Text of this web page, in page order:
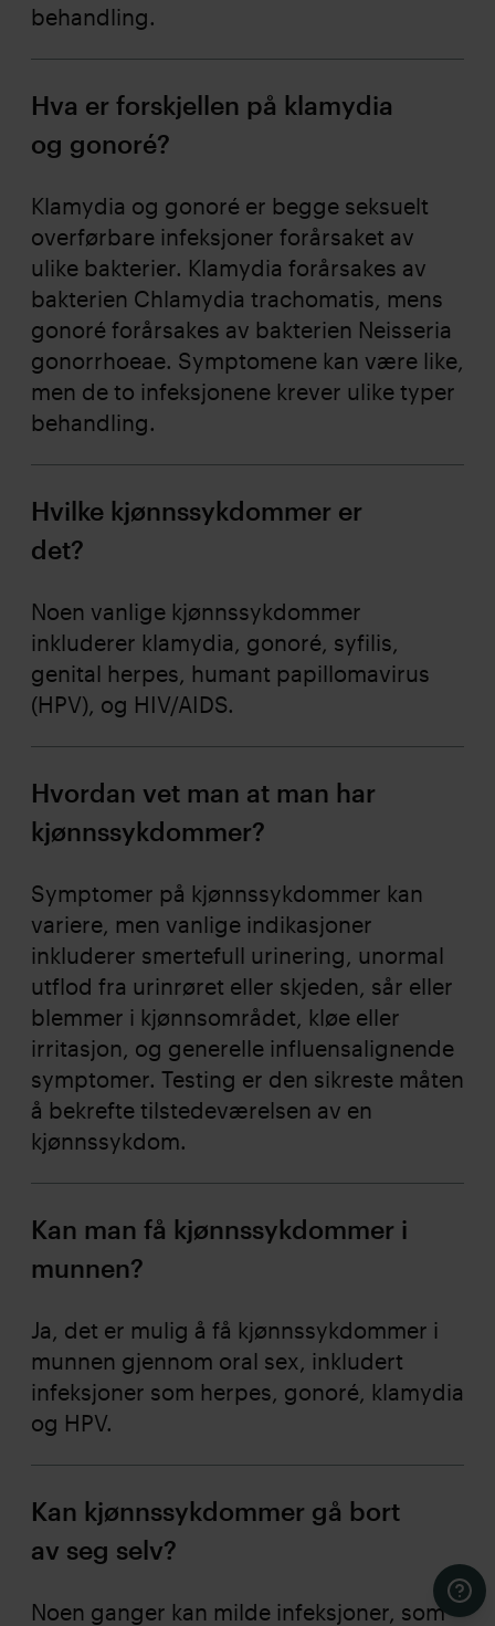
behandling.
Hva er forskjellen på klamydia
og gonoré?
Klamydia og gonoré er begge seksuelt
overførbare infeksjoner forårsaket av
ulike bakterier. Klamydia forårsakes av
bakterien Chlamydia trachomatis, mens
gonoré forårsakes av bakterien Neisseria
gonorrhoeae. Symptomene kan være like,
men de to infeksjonene krever ulike typer
behandling.
Hvilke kjønnssykdommer er
det?
Noen vanlige kjønnssykdommer
inkluderer klamydia, gonoré, syfilis,
genital herpes, humant papillomavirus
(HPV), og HIV/AIDS.
Hvordan vet man at man har
kjønnssykdommer?
Symptomer på kjønnssykdommer kan
variere, men vanlige indikasjoner
inkluderer smertefull urinering, unormal
utflod fra urinrøret eller skjeden, sår eller
blemmer i kjønnsområdet, kløe eller
irritasjon, og generelle influensalignende
symptomer. Testing er den sikreste måten
å bekrefte tilstedeværelsen av en
kjønnssykdom.
Kan man få kjønnssykdommer i
munnen?
Ja, det er mulig å få kjønnssykdommer i
munnen gjennom oral sex, inkludert
infeksjoner som herpes, gonoré, klamydia
og HPV.
Kan kjønnssykdommer gå bort
av seg selv?
Noen ganger kan milde infeksjoner, som